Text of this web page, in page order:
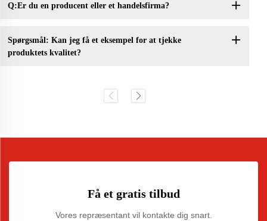
Q:Er du en producent eller et handelsfirma?
Spørgsmål: Kan jeg få et eksempel for at tjekke
produktets kvalitet?
Få et gratis tilbud
Vores repræsentant vil kontakte dig snart.